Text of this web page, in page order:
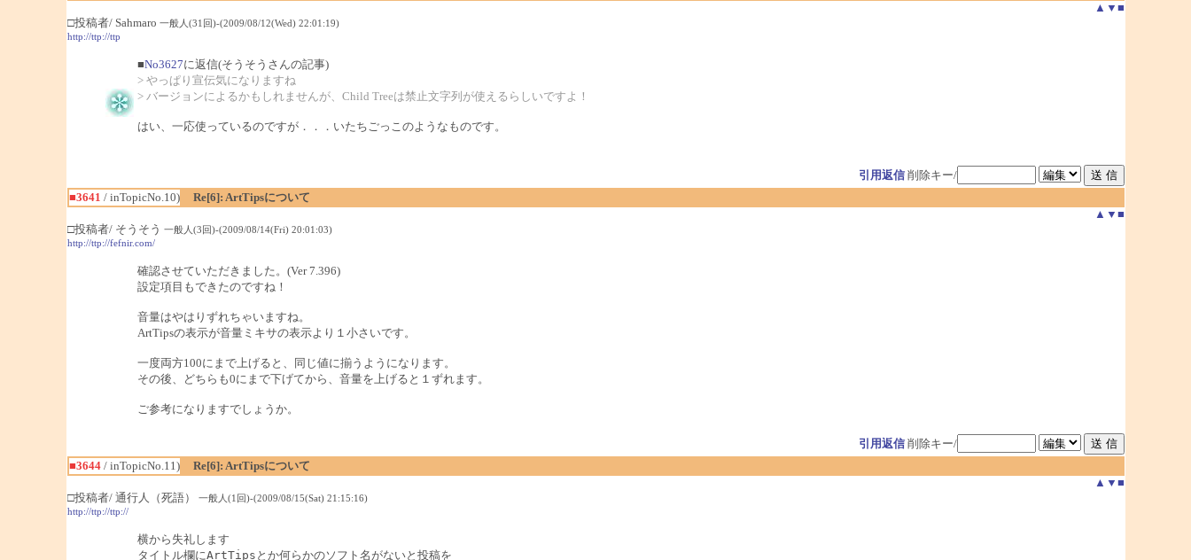
▲ ▼ ■
□投稿者/ Sahmaro 一般人(31回)-(2009/08/12(Wed) 22:01:19)
http://ttp://ttp
■No3627に返信(そうそうさんの記事)
> やっぱり宣伝気になりますね
> バージョンによるかもしれませんが、Child Treeは禁止文字列が使えるらしいですよ！
はい、一応使っているのですが．．．いたちごっこのようなものです。
引用返信 削除キー/
■3641 / inTopicNo.10)
Re[6]: ArtTipsについて
▲ ▼ ■
□投稿者/ そうそう 一般人(3回)-(2009/08/14(Fri) 20:01:03)
http://ttp://fefnir.com/
確認させていただきました。(Ver 7.396)
設定項目もできたのですね！
音量はやはりずれちゃいますね。
ArtTipsの表示が音量ミキサの表示より１小さいです。
一度両方100にまで上げると、同じ値に揃うようになります。
その後、どちらも0にまで下げてから、音量を上げると１ずれます。
ご参考になりますでしょうか。
引用返信 削除キー/
■3644/ inTopicNo.11)
Re[6]: ArtTipsについて
▲ ▼ ■
□投稿者/ 通行人（死語）
一般人(1回)-(2009/08/15(Sat) 21:15:16)
http://ttp://ttp://
横から失礼します
タイトル欄にArtTipsとか何らかのソフト名がないと投稿を